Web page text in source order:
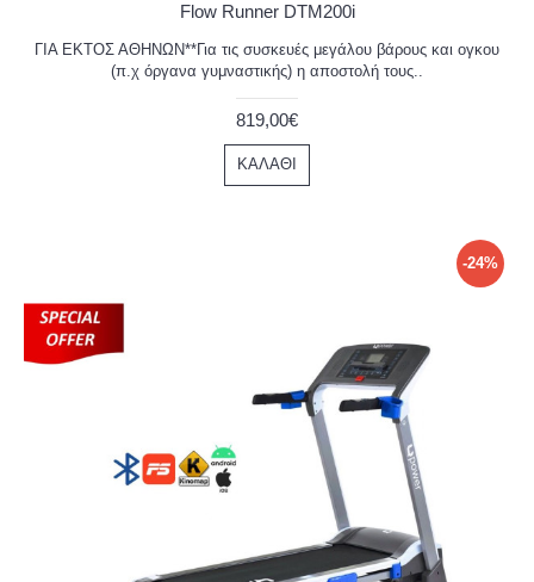
Flow Runner DTM200i
ΓΙΑ ΕΚΤΟΣ ΑΘΗΝΩΝ**Για τις συσκευές μεγάλου βάρους και ογκου
(π.χ όργανα γυμναστικής) η αποστολή τους..
819,00€
ΚΑΛΆΘΙ
-24%